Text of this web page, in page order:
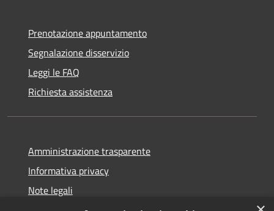
Prenotazione appuntamento
Segnalazione disservizio
Leggi le FAQ
Richiesta assistenza
Amministrazione trasparente
Informativa privacy
Note legali